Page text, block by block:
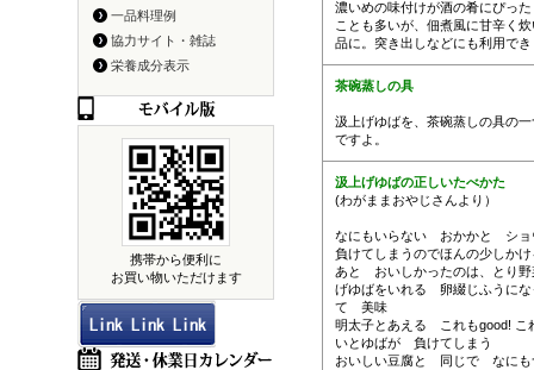
濃いめの味付けが酒の肴にぴっ
ことも多いが、佃煮風に甘辛く
品に。突き出しなどにも利用で
茶碗蒸しの具
汲上げゆばを、茶碗蒸しの具の
ですよ。
汲上げゆばの正しいたべかた
(わがままおやじさんより）
なにもいらない おかかと ショ
負けてしまうのでほんの少しか
あと おいしかったのは、とり
げゆばをいれる 卵綴じふうに
て 美味
明太子とあえる これもgood! こ
いとゆばが 負けてしまう
おいしい豆腐と 同じで なに
一品料理例
協力サイト・雑誌
栄養成分表示
携帯から便利に
お買い物いただけます